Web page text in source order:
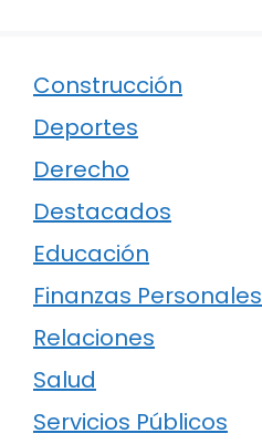
Construcción
Deportes
Derecho
Destacados
Educación
Finanzas Personales
Relaciones
Salud
Servicios Públicos